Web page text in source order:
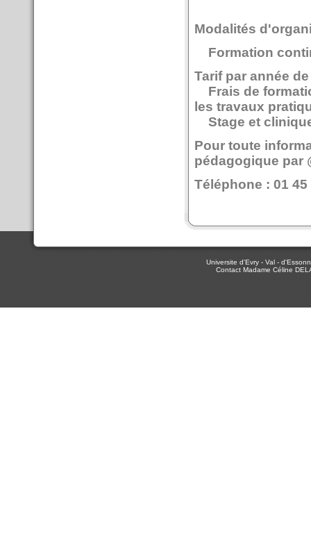
Modalités
Formation
Tarif par année
Frais de
les travaux
Stage et
Pour toute
pédagogique par
Téléphone : 01 45
Universite d'Evry - Val -
Contact Madame Céline